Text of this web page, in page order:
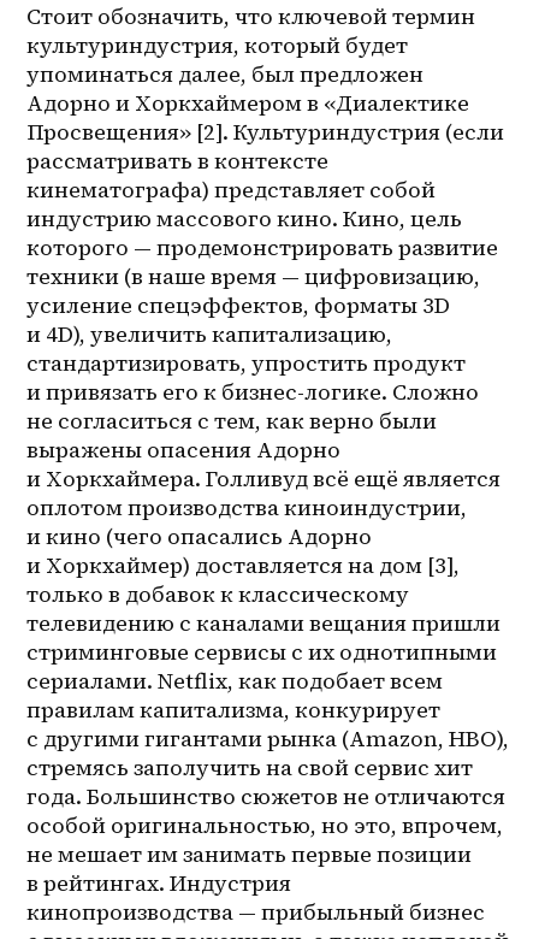
Стоит обозначить, что ключевой термин
культуриндустрия, который будет
упоминаться далее, был предложен
Адорно и Хоркхаймером в «Диалектике
Просвещения» [2]. Культуриндустрия (если
рассматривать в контексте
кинематографа) представляет собой
индустрию массового кино. Кино, цель
которого — продемонстрировать развитие
техники (в наше время — цифровизацию,
усиление спецэффектов, форматы 3D
и 4D), увеличить капитализацию,
стандартизировать, упростить продукт
и привязать его к бизнес-логике. Сложно
не согласиться с тем, как верно были
выражены опасения Адорно
и Хоркхаймера. Голливуд всё ещё является
оплотом производства киноиндустрии,
и кино (чего опасались Адорно
и Хоркхаймер) доставляется на дом [3],
только в добавок к классическому
телевидению с каналами вещания пришли
стриминговые сервисы с их однотипными
сериалами. Netflix, как подобает всем
правилам капитализма, конкурирует
с другими гигантами рынка (Amazon, HBO),
стремясь заполучить на свой сервис хит
года. Большинство сюжетов не отличаются
особой оригинальностью, но это, впрочем,
не мешает им занимать первые позиции
в рейтингах. Индустрия
кинопроизводства — прибыльный бизнес